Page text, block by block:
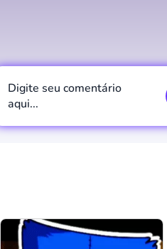
Digite seu comentário
aqui...